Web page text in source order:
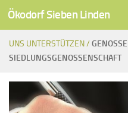
Unter dem Inhalt
Ökodorf Sieben Linden
UNS UNTERSTÜTZEN /
SIEDLUNGSGENOSSENSCHAFT